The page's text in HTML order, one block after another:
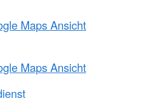
Maps Ansicht
Maps Ansicht